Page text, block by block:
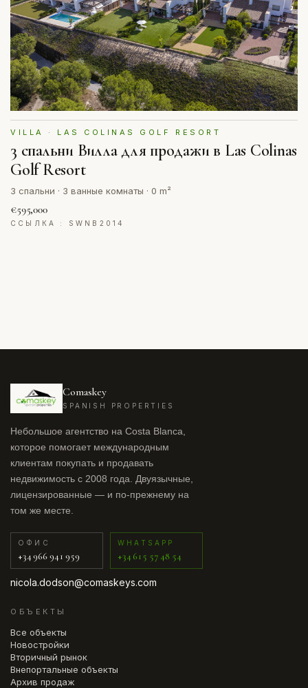
VILLA · LAS COLINAS GOLF RESORT
3 спальни Вилла для продажи в Las Colinas
Golf Resort
3 спальни · 3 ванные комнаты · 0 m²
€595,000
ССЫЛКА : SWNB2014
Comaskey
SPANISH PROPERTIES
Небольшое агентство на Costa Blanca,
которое помогает международным
клиентам покупать и продавать
недвижимость с 2008 года. Двуязычные,
лицензированные — и по-прежнему на
том же месте.
ОФИС
+34 966 941 959
WHATSAPP
+34 615 57 48 54
nicola.dodson@comaskeys.com
ОБЪЕКТЫ
Все объекты
Новостройки
Вторичный рынок
Внепортальные объекты
Архив продаж